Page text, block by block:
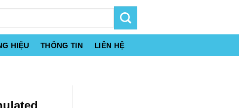
HIỆU THÔNG TIN LIÊN HỆ